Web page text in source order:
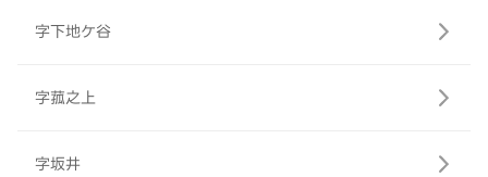
字下地ケ谷
字菰之上
字坂井